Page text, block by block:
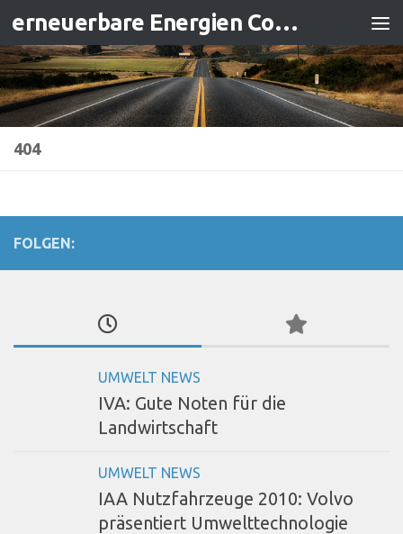
Zum Inhalt springen erneuerbare Energien Contracting
404
FOLGEN:
UMWELT NEWS
IVA: Gute Noten für die
Landwirtschaft
UMWELT NEWS
IAA Nutzfahrzeuge 2010: Volvo
präsentiert Umwelttechnologie